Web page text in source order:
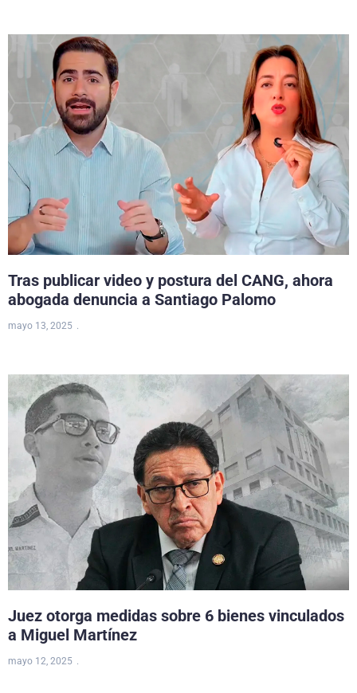
Tras publicar video y postura del CANG, ahora
abogada denuncia a Santiago Palomo
mayo 13, 2025
Juez otorga medidas sobre 6 bienes vinculados
a Miguel Martínez
mayo 12, 2025